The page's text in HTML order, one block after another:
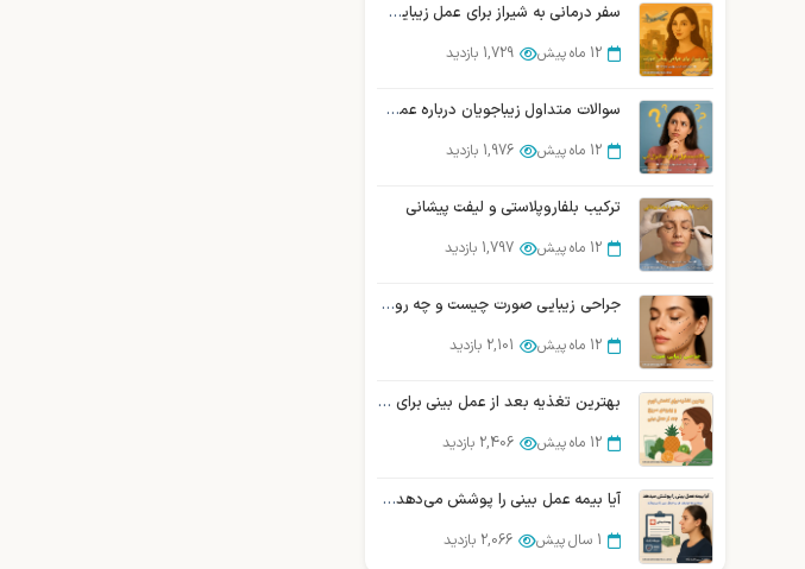
سفر درمانی به شیراز برای عمل زیبایی صورت | توریسم درمانی زیبایی شیراز
12 ماه پیش 1,729 بازدید
سوالات متداول زیباجویان درباره عمل سانترال لب
12 ماه پیش 1,976 بازدید
ترکیب بلفاروپلاستی و لیفت پیشانی
12 ماه پیش 1,797 بازدید
جراحی زیبایی صورت چیست و چه روش‌هایی دارد؟ (بررسی تخصصی)
12 ماه پیش 2,101 بازدید
بهترین تغذیه بعد از عمل بینی برای بهبودی سریع
12 ماه پیش 2,406 بازدید
آیا بیمه عمل بینی را پوشش می‌دهد؟ بررسی و مقایسه شرکتهای بیمه در ایران
1 سال پیش 2,066 بازدید